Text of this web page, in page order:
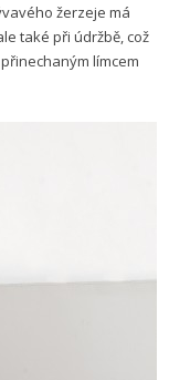
žerzeje má
také při údržbě, což
límcem